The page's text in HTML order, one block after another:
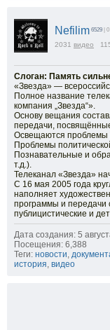
Nefilim 6529 | 0
2031 видео
Слоган: Память
«Звезда» —
Полное название
компания „Звезда“».
Основу вещания
передачи,
Освещаются проблемы
Проблемы
Познавательные и
т.д.).
Телеканал «Звезда»
С 16 мая 2005 года
наполняет
программы и передачи
публицистические и
Дата создания: 5
Посещения: 6,388
Теги: новости,
история, видео